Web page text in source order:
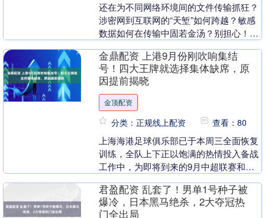
还在为不同网络环境间的文件传输抓狂？
涉密网到互联网的“天堑”如何跨越？敏感
数据如何在传输中固若金汤？别担心！这
四款专业级跨网文件摆渡工具，将彻底解
决你的核心痛点....
金鼎配资 上港9月份刚吹响集结
号！四大王牌就选择集体缺席，原
因提前揭晓
金顶配资
分类：正规线上配资 查看：80
上海海港足球俱乐部已于本周三全面恢复
训练，全队上下正以饱满的热情投入备战
工作中，为即将到来的9月中超联赛和亚
冠精英赛做最后冲刺。值得注意的是，在
本次集结训练中，....
君盈配资 乱套了！男单1号种子被
爆冷，日本黑马绝杀，2大夺冠热
门全出局